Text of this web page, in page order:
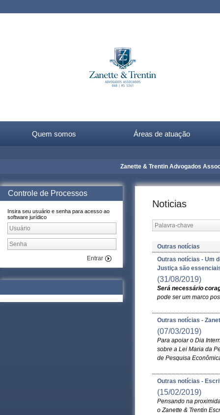
Quem somos Áreas de atuação
Zanette & Trentin Advogados
Controle de Processos
Insira seu usuário e senha para acesso ao
software jurídico
Entrar
Noticias
Outras notícias
Outras notícias - Um
Justiça são
(31/08/2019)
Será necessário
pode ser um marco
Outras notícias -
(07/03/2019)
Para apoiar o Dia
sobre a Lei Maria da
de Pesquisa
Outras notícias -
(15/02/2019)
Pensando na
o Zanette & Trentin